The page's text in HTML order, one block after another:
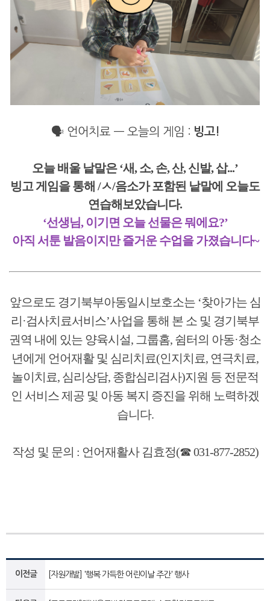
🗣️ 언어치료 — 오늘의 게임 : 빙고!
오늘 배울 낱말은 ‘새, 소, 손, 산, 신발, 삽...’
빙고 게임을 통해 /ㅅ/음소가 포함된 낱말에 오늘도
연습해보았습니다.
‘선생님, 이기면 오늘 선물은 뭐에요?’
아직 서툰 발음이지만 즐거운 수업을 가졌습니다~
앞으로도 경기북부아동일시보호소는 ‘찾아가는 심
리·검사치료서비스’사업을 통해 본 소 및 경기북부
권역 내에 있는 양육시설, 그룹홈, 쉼터의 아동·청소
년에게 언어재활 및 심리치료(인지치료, 연극치료,
놀이치료, 심리상담, 종합심리검사)지원 등 전문적
인 서비스 제공 및 아동 복지 증진을 위해 노력하겠
습니다.
작성 및 문의 : 언어재활사 김효정(☎ 031-877-2852)
이전글 [자원개발] '행복 가득한 어린이날 주간' 행사